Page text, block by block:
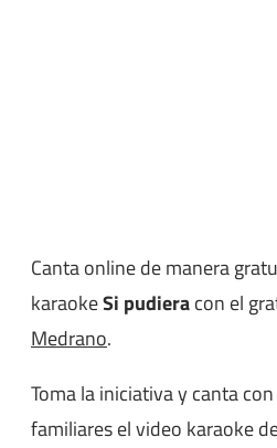
Canta online de manera
karaokeSi pudieracon el
Medrano.
Toma la iniciativa y canta
familiares el video karaoke